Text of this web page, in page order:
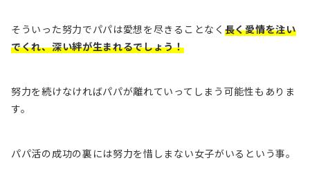
そういった努力でパパは愛想を尽きることなく 長く愛情を注い
でくれ、深い絆が生まれるでしょう！
努力を続けなければパパが離れていってしまう可能性もありま
す。
パパ活の成功の裏には努力を惜しまない女子がいるという事。